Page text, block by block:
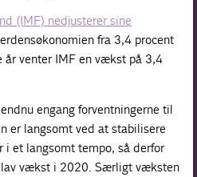
(IMF) nedjusterer sine
fra 3,4 procent
venter IMF en vækst på 3,4
engang forventningerne til
er langsomt ved at stabilisere
i et langsomt tempo, så derfor
vækst i 2020. Særligt væksten